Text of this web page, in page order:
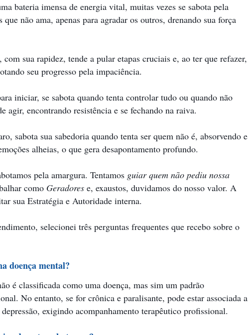
bateria imensa de energia vital, muitas vezes se sabota pela
não ama, apenas para agradar os outros, drenando sua força
, com sua rapidez, tende a pular etapas cruciais e, ao ter que refazer,
seu progresso pela impaciência.
iniciar, se sabota quando tenta controlar tudo ou quando não
agir, encontrando resistência e se fechando na raiva.
sabota sua sabedoria quando tenta ser quem não é, absorvendo e
alheias, o que gera desapontamento profundo.
pela amargura. Tentamos guiar quem não pediu nossa
como Geradores e, exaustos, duvidamos do nosso valor. A
sua Estratégia e Autoridade interna.
selecionei três perguntas frequentes que recebo sobre o
doença mental?
é classificada como uma doença, mas sim um padrão
No entanto, se for crônica e paralisante, pode estar associada a
exigindo acompanhamento terapêutico profissional.